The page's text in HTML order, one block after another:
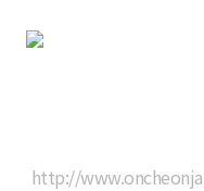
http://